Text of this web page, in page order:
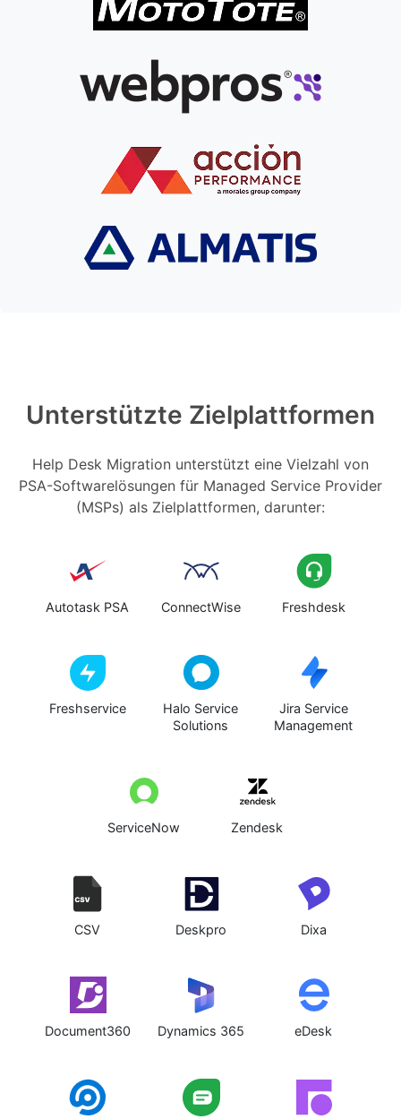
Unterstützte Zielplattformen
Help Desk Migration unterstützt eine Vielzahl von
PSA-Softwarelösungen für Managed Service Provider
(MSPs) als Zielplattformen, darunter:
Autotask PSA ConnectWise Freshdesk
Freshservice
Halo Service
Solutions
Jira Service
Management
ServiceNow Zendesk
CSV Deskpro Dixa
Document360 Dynamics 365 eDesk